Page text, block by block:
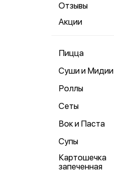
Отзывы
Акции
Пицца
Суши и Мидии
Роллы
Сеты
Вок и Паста
Супы
Картошечка
запеченная